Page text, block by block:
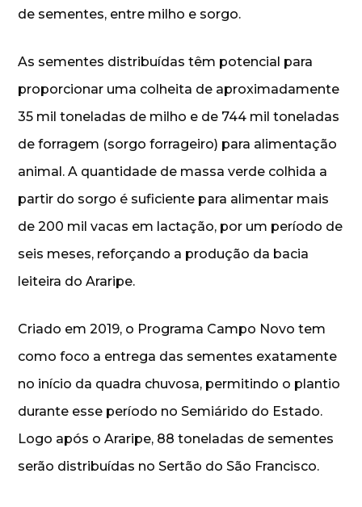
de sementes, entre milho e sorgo.
As sementes distribuídas têm potencial para
proporcionar uma colheita de aproximadamente
35 mil toneladas de milho e de 744 mil toneladas
de forragem (sorgo forrageiro) para alimentação
animal. A quantidade de massa verde colhida a
partir do sorgo é suficiente para alimentar mais
de 200 mil vacas em lactação, por um período de
seis meses, reforçando a produção da bacia
leiteira do Araripe.
Criado em 2019, o Programa Campo Novo tem
como foco a entrega das sementes exatamente
no início da quadra chuvosa, permitindo o plantio
durante esse período no Semiárido do Estado.
Logo após o Araripe, 88 toneladas de sementes
serão distribuídas no Sertão do São Francisco.